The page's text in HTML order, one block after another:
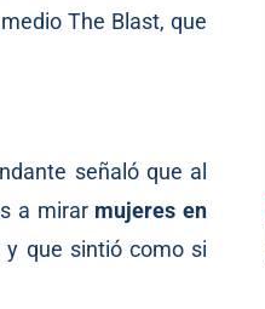
The Blast, que
señaló que al
a mirar mujeres en
y que sintió como si